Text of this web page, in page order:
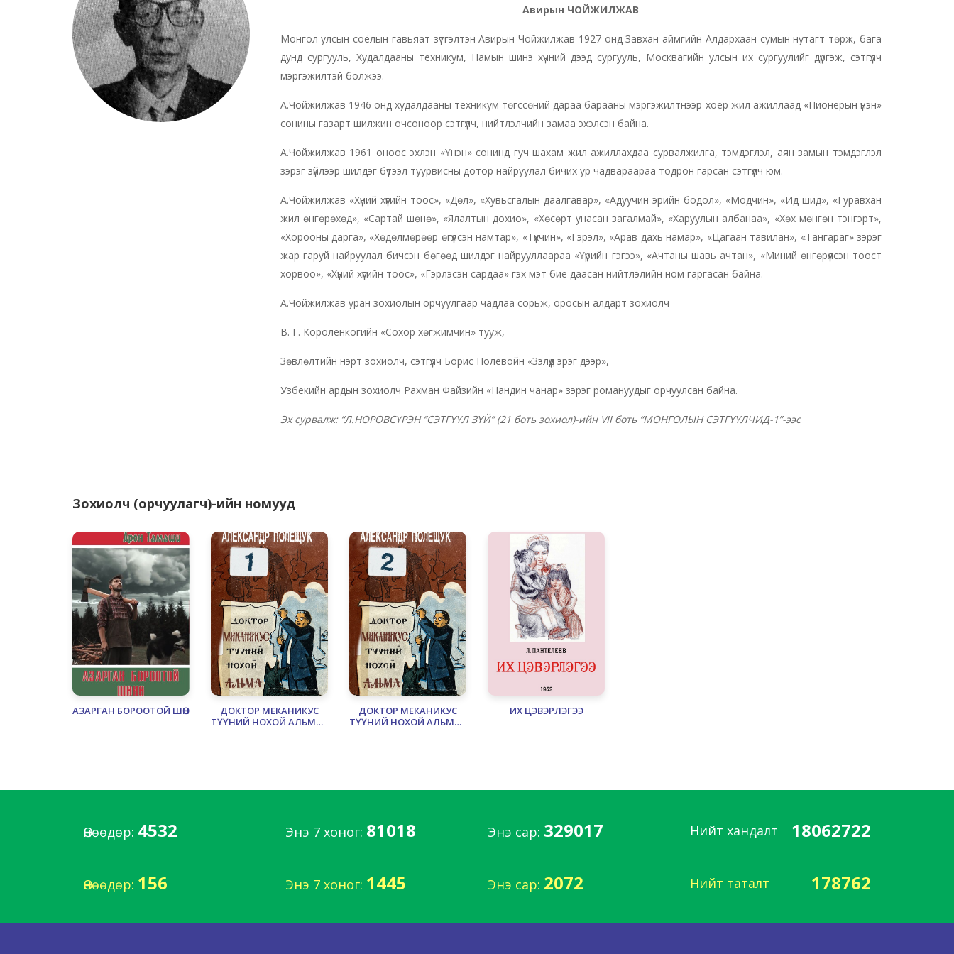
Авирын ЧОЙЖИЛЖАВ
Монгол улсын соёлын гавьяат зүтгэлтэн Авирын Чойжилжав 1927 онд Завхан аймгийн Алдархаан сумын нутагт төрж, бага
дунд сургууль, Худалдааны техникум, Намын шинэ хүчний дээд сургууль, Москвагийн улсын их сургуулийг дүүргэж, сэтгүүлч
мэргэжилтэй болжээ.
А.Чойжилжав 1946 онд худалдааны техникум төгссөний дараа барааны мэргэжилтнээр хоёр жил ажиллаад «Пионерын үнэн»
сонины газарт шилжин очсоноор сэтгүүлч, нийтлэлчийн замаа эхэлсэн байна.
А.Чойжилжав 1961 оноос эхлэн «Үнэн» сонинд гуч шахам жил ажиллахдаа сурвалжилга, тэмдэглэл, аян замын тэмдэглэл
зэрэг зүйлээр шилдэг бүтээл туурвисны дотор найруулал бичих ур чадвараараа тодрон гарсан сэтгүүлч юм.
А.Чойжилжав «Хүний хүүгийн тоос», «Дөл», «Хувьсгалын даалгавар», «Адуучин эрийн бодол», «Модчин», «Ид шид», «Гуравхан
жил өнгөрөхөд», «Сартай шөнө», «Ялалтын дохио», «Хөсөрт унасан загалмай», «Харуулын албанаа», «Хөх мөнгөн тэнгэрт»,
«Хорооны дарга», «Хөдөлмөрөөр өгүүлсэн намтар», «Түүхчин», «Гэрэл», «Арав дахь намар», «Цагаан тавилан», «Тангараг» зэрэг
жар гаруй найруулал бичсэн бөгөөд шилдэг найрууллаараа «Үүрийн гэгээ», «Ачтаны шавь ачтан», «Миний өнгөрүүлсэн тоост
хорвоо», «Хүний хүүгийн тоос», «Гэрлэсэн сардаа» гэх мэт бие даасан нийтлэлийн ном гаргасан байна.
А.Чойжилжав уран зохиолын орчуулгаар чадлаа сорьж, оросын алдарт зохиолч
В. Г. Короленкогийн «Сохор хөгжимчин» тууж,
Зөвлөлтийн нэрт зохиолч, сэтгүүлч Борис Полевойн «Зэлүүд эрэг дээр»,
Узбекийн ардын зохиолч Рахман Файзийн «Нандин чанар» зэрэг романуудыг орчуулсан байна.
Эх сурвалж: “Л.НОРОВСҮРЭН “СЭТГҮҮЛ ЗҮЙ” (21 боть зохиол)-ийн VII боть “МОНГОЛЫН СЭТГҮҮЛЧИД-1”-ээс
Зохиолч (орчуулагч)-ийн номууд
АЗАРГАН БОРООТОЙ ШӨНӨ
ДОКТОР МЕКАНИКУС
ТҮҮНИЙ НОХОЙ АЛЬМА -
ДОКТОР МЕКАНИКУС
ТҮҮНИЙ НОХОЙ АЛЬМА -
ИХ ЦЭВЭРЛЭГЭЭ
Өнөөдөр: 4532 Энэ 7 хоног: 81018 Энэ сар: 329017 Нийт хандалт 18062722
Өнөөдөр: 156 Энэ 7 хоног: 1445 Энэ сар: 2072 Нийт таталт 178762